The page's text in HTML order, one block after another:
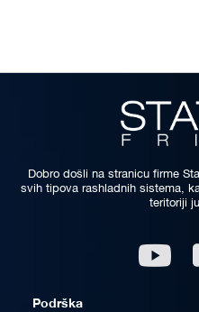
Dobro došli na stranicu firme
svih tipova rashladnih sistema,
teritoriji
Youtube
Podrška